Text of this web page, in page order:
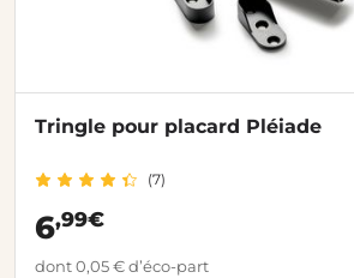
Tringle pour placard Pléiade
(7)
6,99€
dont 0,05 € d’éco-part